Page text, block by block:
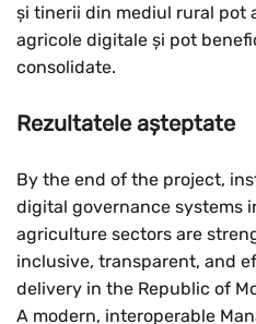
și tinerii din mediul rural pot
agricole digitale și pot
consolidate.
Rezultatele așteptate
By the end of the project,
digital governance systems
agriculture sectors are
inclusive, transparent, and
delivery in the Republic of
A modern, interoperable